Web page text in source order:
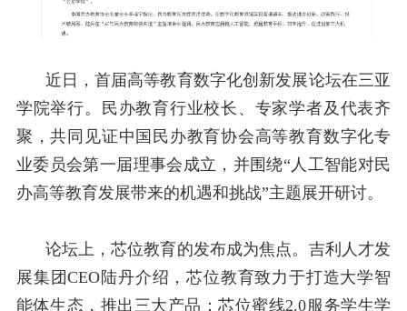
近日，首届高等教育数字化创新发展论坛在三亚
学院举行。民办教育行业校长、专家学者及代表齐
聚，共同见证中国民办教育协会高等教育数字化专
业委员会第一届理事会成立，并围绕“人工智能对民
办高等教育发展带来的机遇和挑战”主题展开研讨。
论坛上，芯位教育的发布成为焦点。吉利人才发
展集团CEO 陆丹介绍，芯位教育致力于打造大学智
能体生态，推出三大产品：芯位蜜线2.0服务学生学